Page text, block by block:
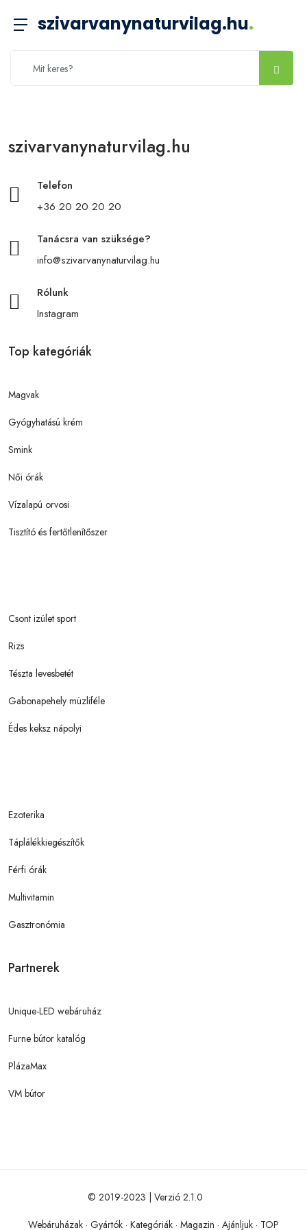
szivarvanynaturvilag.hu.
szivarvanynaturvilag.hu
Telefon
+36 20 20 20 20
Tanácsra van szüksége?
info@szivarvanynaturvilag.hu
Rólunk
Instagram
Top kategóriák
Magvak
Gyógyhatású krém
Smink
Női órák
Vízalapú orvosi
Tisztító és fertőtlenítőszer
Csont izület sport
Rizs
Tészta levesbetét
Gabonapehely müzliféle
Édes keksz nápolyi
Ezoterika
Táplálékkiegészítők
Férfi órák
Multivitamin
Gasztronómia
Partnerek
Unique-LED webáruház
Furne bútor katalóg
PlázaMax
VM bútor
© 2019-2023 | Verzió 2.1.0
Webáruházak · Gyártók · Kategóriák · Magazin · Ajánljuk · TOP